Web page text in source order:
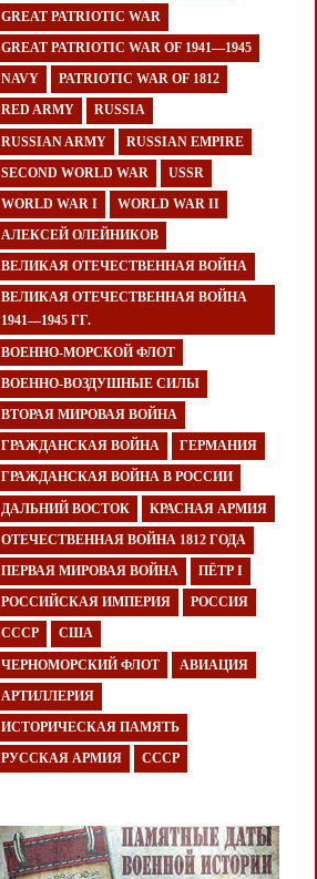
GREAT PATRIOTIC WAR
GREAT PATRIOTIC WAR OF 1941—1945
NAVY PATRIOTIC WAR OF 1812
RED ARMY RUSSIA
RUSSIAN ARMY RUSSIAN EMPIRE
SECOND WORLD WAR USSR
WORLD WAR I WORLD WAR II
АЛЕКСЕЙ ОЛЕЙНИКОВ
ВЕЛИКАЯ ОТЕЧЕСТВЕННАЯ ВОЙНА
ВЕЛИКАЯ ОТЕЧЕСТВЕННАЯ ВОЙНА
1941—1945 ГГ.
ВОЕННО-МОРСКОЙ ФЛОТ
ВОЕННО-ВОЗДУШНЫЕ СИЛЫ
ВТОРАЯ МИРОВАЯ ВОЙНА
ГРАЖДАНСКАЯ ВОЙНА ГЕРМАНИЯ
ГРАЖДАНСКАЯ ВОЙНА В РОССИИ
ДАЛЬНИЙ ВОСТОК КРАСНАЯ АРМИЯ
ОТЕЧЕСТВЕННАЯ ВОЙНА 1812 ГОДА
ПЕРВАЯ МИРОВАЯ ВОЙНА ПЁТР I
РОССИЙСКАЯ ИМПЕРИЯ РОССИЯ
СССР США
ЧЕРНОМОРСКИЙ ФЛОТ АВИАЦИЯ
АРТИЛЛЕРИЯ
ИСТОРИЧЕСКАЯ ПАМЯТЬ
РУССКАЯ АРМИЯ СССР